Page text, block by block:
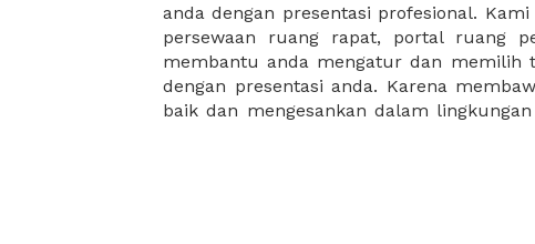
anda dengan presentasi profesional.
persewaan ruang rapat, portal ruang
membantu anda mengatur dan memilih
dengan presentasi anda. Karena
baik dan mengesankan dalam
membutuhkan bantuan selama fase
Manfaatkan kami, XWORK! Kami